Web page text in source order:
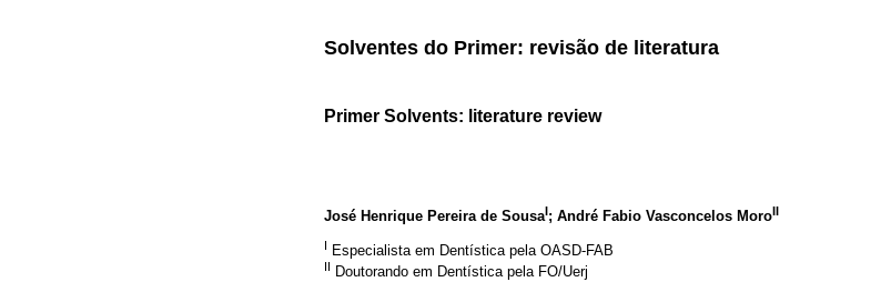
Solventes do Primer: revisão de literatura
Primer Solvents: literature review
José Henrique Pereira de SousaI; André Fabio Vasconcelos MoroII
I Especialista em Dentística pela OASD-FAB
II Doutorando em Dentística pela FO/Uerj